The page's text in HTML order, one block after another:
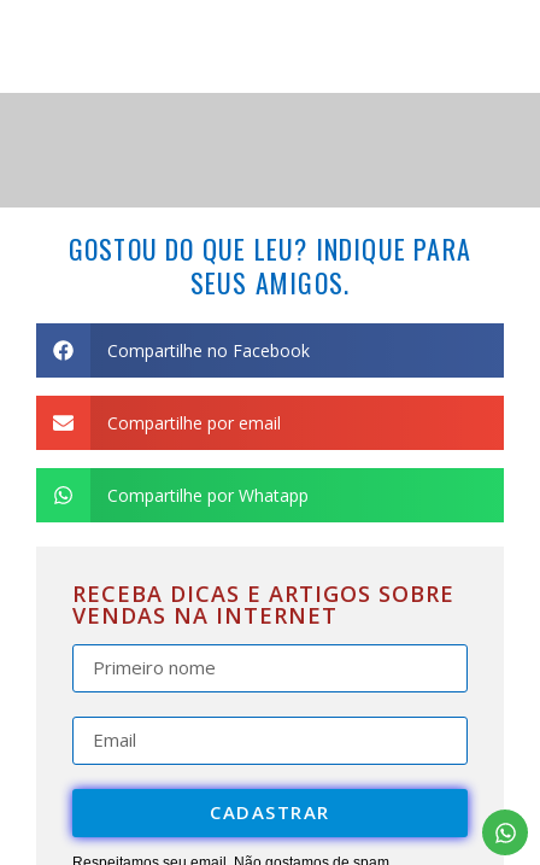
GOSTOU DO QUE LEU? INDIQUE PARA
SEUS AMIGOS.
Compartilhe no Facebook
Compartilhe por email
Compartilhe por Whatapp
RECEBA DICAS E ARTIGOS SOBRE
VENDAS NA INTERNET
CADASTRAR